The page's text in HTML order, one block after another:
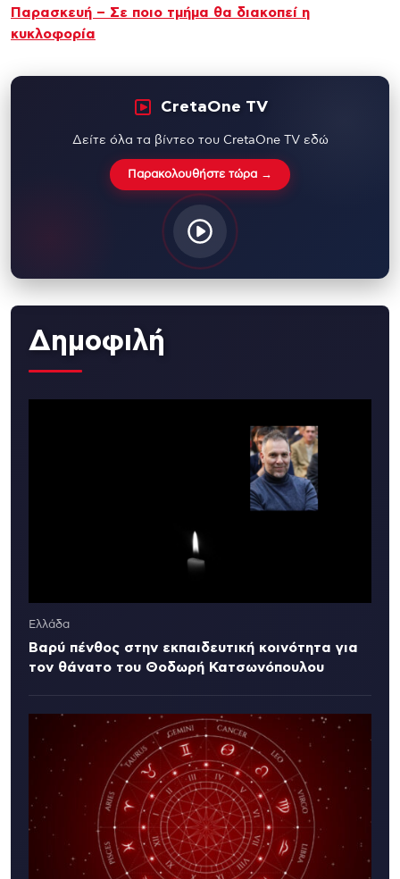
Παρασκευή – Σε ποιο τμήμα θα διακοπεί η
κυκλοφορία
CretaOne TV
Δείτε όλα τα βίντεο του CretaOne TV εδώ
Παρακολουθήστε τώρα →
Δημοφιλή
Ελλάδα
Βαρύ πένθος στην εκπαιδευτική κοινότητα για
τον θάνατο του Θοδωρή Κατσωνόπουλου